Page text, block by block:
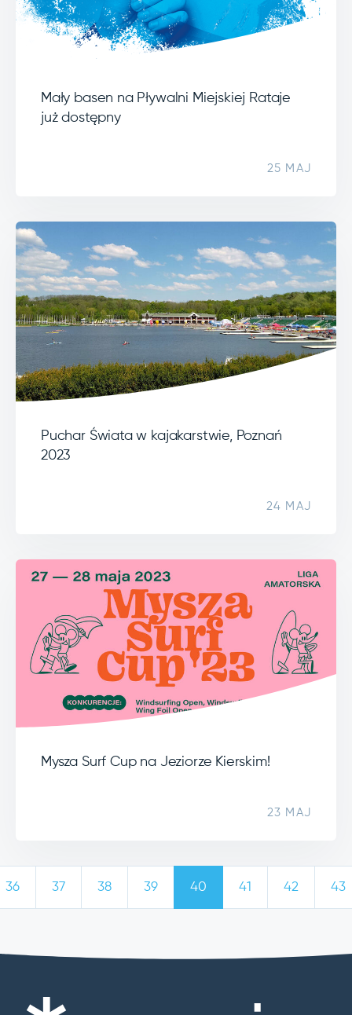
Mały basen na Pływalni Miejskiej Rataje
już dostępny
25 MAJ
Puchar Świata w kajakarstwie, Poznań
2023
24 MAJ
Mysza Surf Cup na Jeziorze Kierskim!
23 MAJ
36 37 38 39 40 41 42 43